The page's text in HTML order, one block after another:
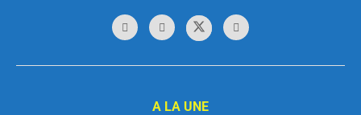
A LA UNE